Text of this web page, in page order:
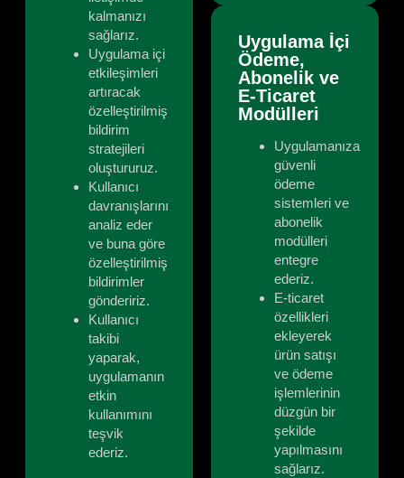
kalmanızı
sağlarız.
Uygulama içi
etkileşimleri
artıracak
özelleştirilmiş
bildirim
stratejileri
oluştururuz.
Kullanıcı
davranışlarını
analiz eder
ve buna göre
özelleştirilmiş
bildirimler
göndeririz.
Kullanıcı
takibi
yaparak,
uygulamanın
etkin
kullanımını
teşvik
ederiz.
Uygulama İçi
Ödeme,
Abonelik ve
E-Ticaret
Modülleri
Uygulamanıza
güvenli
ödeme
sistemleri ve
abonelik
modülleri
entegre
ederiz.
E-ticaret
özellikleri
ekleyerek
ürün satışı
ve ödeme
işlemlerinin
düzgün bir
şekilde
yapılmasını
sağlarız.